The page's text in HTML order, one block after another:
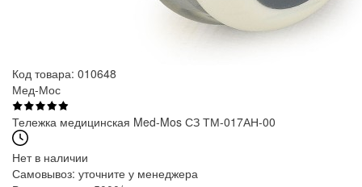
Код товара: 010648
Мед-Мос
Тележка медицинская Med-Mos СЗ ТМ-017АН-00
Нет в наличии
Самовывоз: уточните у менеджера